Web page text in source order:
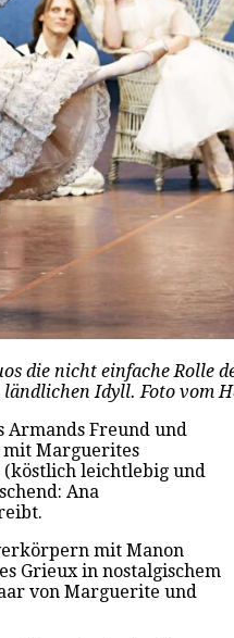
die nicht einfache Rolle
Idyll. Foto vom
Armands Freund und
mit Marguerites
leichtlebig und
Ana
mit Manon
Grieux in nostalgischem
von Marguerite und